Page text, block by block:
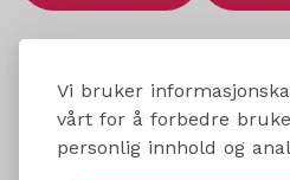
Vi bruker
vårt for å forbedre
personlig innhold og